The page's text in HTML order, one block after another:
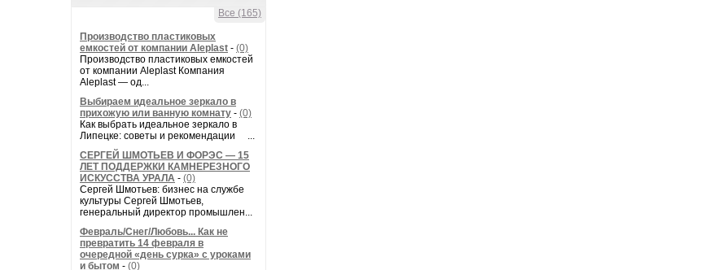
Все (165)
Производство пластиковых
емкостей от компании Aleplast - (0)
Производство пластиковых емкостей
от компании Aleplast Компания
Aleplast — од...
Выбираем идеальное зеркало в
прихожую или ванную комнату - (0)
Как выбрать идеальное зеркало в
Липецке: советы и рекомендации ...
СЕРГЕЙ ШМОТЬЕВ И ФОРЭС — 15
ЛЕТ ПОДДЕРЖКИ КАМНЕРЕЗНОГО
ИСКУССТВА УРАЛА - (0)
Сергей Шмотьев: бизнес на службе
культуры Сергей Шмотьев,
генеральный директор промышлен...
Февраль/Снег/Любовь... Как не
превратить 14 февраля в
очередной «день сурка» с уроками
и бытом - (0)